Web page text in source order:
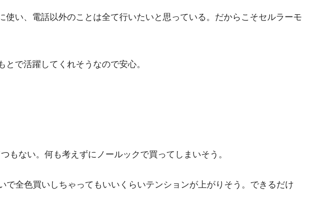
い、電話以外のことは全て行いたいと思っている。だからこそセルラーモ
で活躍してくれそうなので安心。
もない。何も考えずにノールックで買ってしまいそう。
全色買いしちゃってもいいくらいテンションが上がりそう。できるだけ